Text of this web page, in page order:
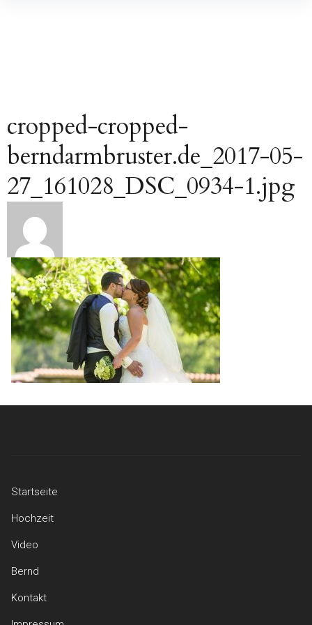
cropped-cropped-
berndarmbruster.de_2017-05-
27_161028_DSC_0934-1.jpg
Beitragsnavigation
Startseite
Hochzeit
Video
Bernd
Kontakt